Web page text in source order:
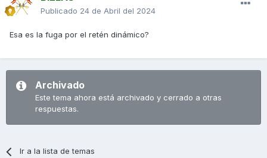
Publicado 24 de Abril del 2024
Esa es la fuga por el retén dinámico?
Archivado
Este tema ahora está archivado y cerrado a otras
respuestas.
Ir a la lista de temas